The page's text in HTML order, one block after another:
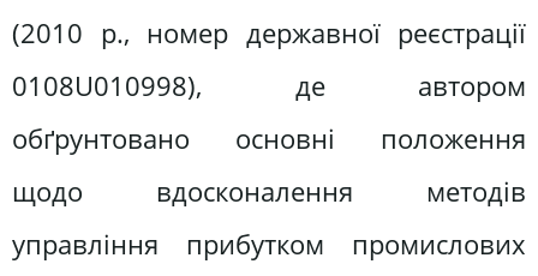
(2010 р., номер державної реєстрації
0108U010998), де автором
обґрунтовано основні положення
щодо вдосконалення методів
управління прибутком промислових